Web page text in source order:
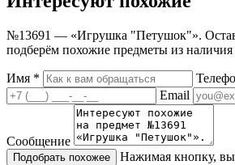
№13691 — «Игрушка "Петушок"».
подберём похожие предметы из
Имя *
Email
Сообщение
Подобрать похожее
Нажимая кнопку, вы